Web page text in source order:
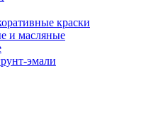
краски
и масляные
эмали